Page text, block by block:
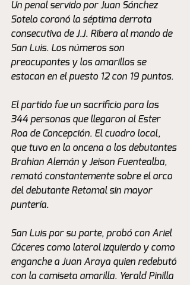
Un penal servido por Juan Sánchez
Sotelo coronó la séptima derrota
consecutiva de J.J. Ribera al mando de
San Luis. Los números son
preocupantes y los amarillos se
estacan en el puesto 12 con 19 puntos.
El partido fue un sacrificio para las
344 personas que llegaron al Ester
Roa de Concepción. El cuadro local,
que tuvo en la oncena a los debutantes
Brahian Alemán y Jeison Fuentealba,
remató constantemente sobre el arco
del debutante Retamal sin mayor
puntería.
San Luis por su parte, probó con Ariel
Cáceres como lateral izquierdo y como
enganche a Juan Araya quien redebutó
con la camiseta amarilla. Yerald Pinilla